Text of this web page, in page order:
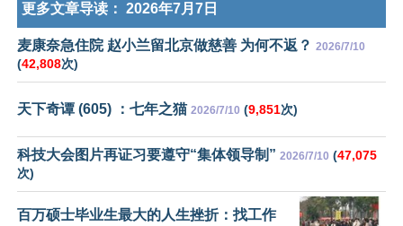
更多文章导读： 2026年7月7日
麦康奈急住院 赵小兰留北京做慈善 为何不返？ 2026/7/10
(42,808次)
天下奇谭 (605) ：七年之猫 2026/7/10 (9,851次)
科技大会图片再证习要遵守“集体领导制” 2026/7/10 (47,075
次)
百万硕士毕业生最大的人生挫折：找工作